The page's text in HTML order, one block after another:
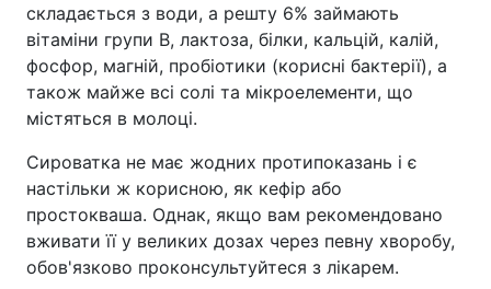
складається з води, а решту 6% займають
вітаміни групи B, лактоза, білки, кальцій, калій,
фосфор, магній, пробіотики (корисні бактерії), а
також майже всі солі та мікроелементи, що
містяться в молоці.
Сироватка не має жодних протипоказань і є
настільки ж корисною, як кефір або
простокваша. Однак, якщо вам рекомендовано
вживати її у великих дозах через певну хворобу,
обов'язково проконсультуйтеся з лікарем.